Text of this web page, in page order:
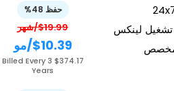
لينكس
حفظ 48%
$19.99/شهر
$10.39/مو
$374.17 Billed Every 3
Years